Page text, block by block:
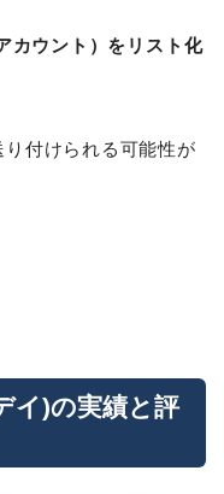
カウント）をリスト化
付けられる可能性が
イ)の実績と評